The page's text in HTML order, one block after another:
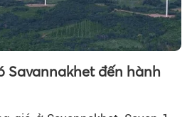
Savannakhet đến hành